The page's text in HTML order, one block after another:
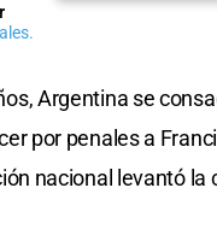
Argentina se
por penales a
nacional levantó la